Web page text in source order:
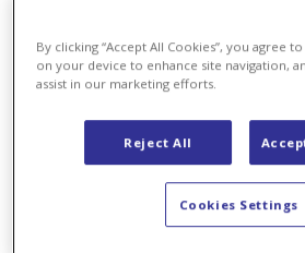
By clicking “Accept All Cookies”, you agree
on your device to enhance site navigation,
assist in our marketing efforts.
Reject All
Cookies Settings